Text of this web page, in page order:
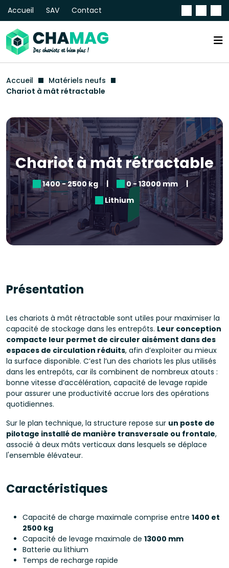
Accueil SAV Contact
Accueil
Matériels neufs
Chariot à mât rétractable
Chariot à mât rétractable
1400 - 2500 kg | 0 - 13000 mm
|
Lithium
Présentation
Les chariots à mât rétractable sont utiles pour maximiser la
capacité de stockage dans les entrepôts. Leur conception
compacte leur permet de circuler aisément dans des
espaces de circulation réduits, afin d’exploiter au mieux
la surface disponible. C’est l’un des chariots les plus utilisés
dans les entrepôts, car ils combinent de nombreux atouts :
bonne vitesse d’accélération, capacité de levage rapide
pour assurer une productivité accrue lors des opérations
quotidiennes.
Sur le plan technique, la structure repose sur un poste de
pilotage installé de manière transversale ou frontale,
associé à deux mâts verticaux dans lesquels se déplace
l'ensemble élévateur.
Caractéristiques
Capacité de charge maximale comprise entre 1400 et
2500 kg
Capacité de levage maximale de 13000 mm
Batterie au lithium
Temps de recharge rapide